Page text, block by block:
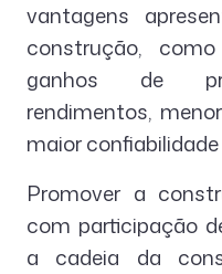
vantagens
construção,
ganhos de
rendimentos,
maior
Promover a
com participação
a cadeia da